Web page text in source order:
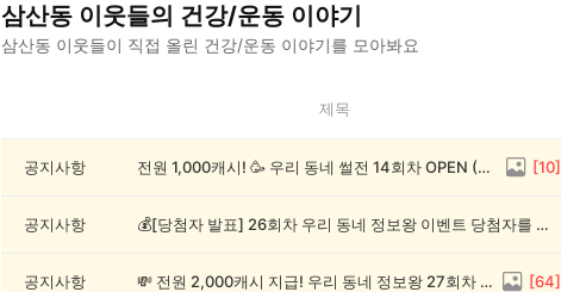
삼산동 이웃들의 건강/운동 이야기
삼산동 이웃들이 직접 올린 건강/운동 이야기를 모아봐요
동
제목
공지사항 전원 1,000캐시! 🥳 우리 동네 썰전 14회차 OPEN (~8/17) [10]
공지사항 💰[당첨자 발표] 26회차 우리 동네 정보왕 이벤트 당첨자를 발표합니다!
공지사항 💸 전원 2,000캐시 지급! 우리 동네 정보왕 27회차 (~8/10) [64]